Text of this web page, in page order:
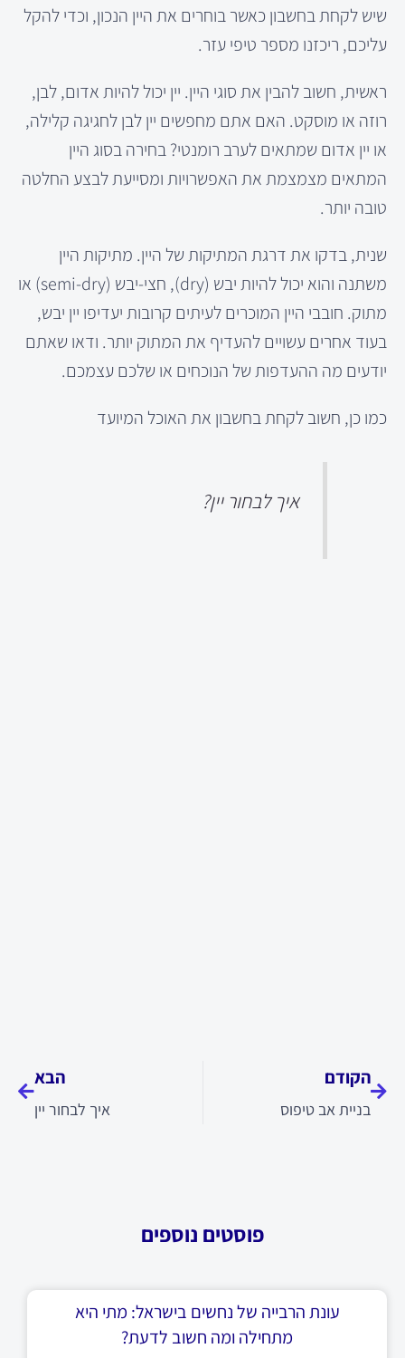
שיש לקחת בחשבון כאשר בוחרים את היין הנכון, וכדי להקל
עליכם, ריכזנו מספר טיפי עזר.
ראשית, חשוב להבין את סוגי היין. יין יכול להיות אדום, לבן,
רוזה או מוסקט. האם אתם מחפשים יין לבן לחגיגה קלילה,
או יין אדום שמתאים לערב רומנטי? בחירה בסוג היין
המתאים מצמצמת את האפשרויות ומסייעת לבצע החלטה
טובה יותר.
שנית, בדקו את דרגת המתיקות של היין. מתיקות היין
משתנה והוא יכול להיות יבש (dry), חצי-יבש (semi-dry) או
מתוק. חובבי היין המוכרים לעיתים קרובות יעדיפו יין יבש,
בעוד אחרים עשויים להעדיף את המתוק יותר. ודאו שאתם
יודעים מה ההעדפות של הנוכחים או שלכם עצמכם.
כמו כן, חשוב לקחת בחשבון את האוכל המיועד
איך לבחור יין?
הקודם
בניית אב טיפוס
הבא
איך לבחור יין
פוסטים נוספים
עונת הרבייה של נחשים בישראל: מתי היא
מתחילה ומה חשוב לדעת?